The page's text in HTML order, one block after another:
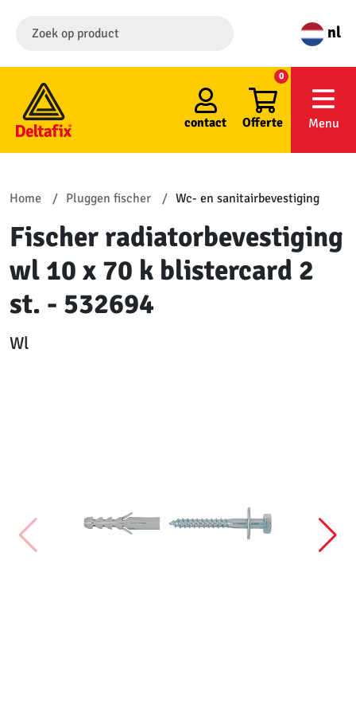
nl
contact Offerte
0
Menu
Home Pluggen fischer Wc- en sanitairbevestiging
Fischer radiatorbevestiging
wl 10 x 70 k blistercard 2
st. - 532694
Wl